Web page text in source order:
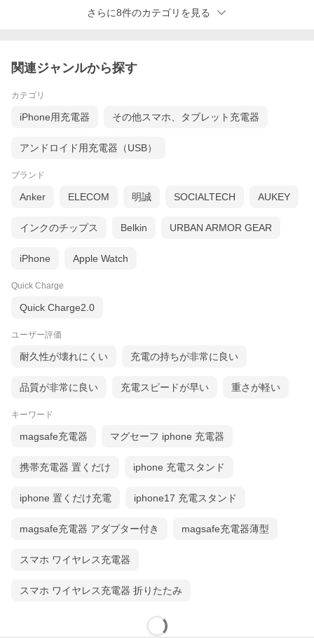
さらに8件のカテゴリを見る
関連ジャンルから探す
カテゴリ
iPhone用充電器 その他スマホ、タブレット充電器
アンドロイド用充電器（USB）
ブランド
Anker ELECOM 明誠 SOCIALTECH AUKEY
インクのチップス Belkin URBAN ARMOR GEAR
iPhone Apple Watch
Quick Charge
Quick Charge2.0
ユーザー評価
耐久性が壊れにくい 充電の持ちが非常に良い
品質が非常に良い 充電スピードが早い 重さが軽い
キーワード
magsafe充電器 マグセーフ iphone 充電器
携帯充電器 置くだけ iphone 充電スタンド
iphone 置くだけ充電 iphone17 充電スタンド
magsafe充電器 アダプター付き magsafe充電器薄型
スマホ ワイヤレス充電器
スマホ ワイヤレス充電器 折りたたみ